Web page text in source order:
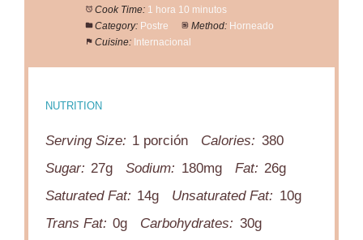
Cook Time: 1 hora 10 minutos
Category: Postre Method: Horneado
Cuisine: Internacional
NUTRITION
Serving Size: 1 porción Calories: 380
Sugar: 27g Sodium: 180mg Fat: 26g
Saturated Fat: 14g Unsaturated Fat: 10g
Trans Fat: 0g Carbohydrates: 30g